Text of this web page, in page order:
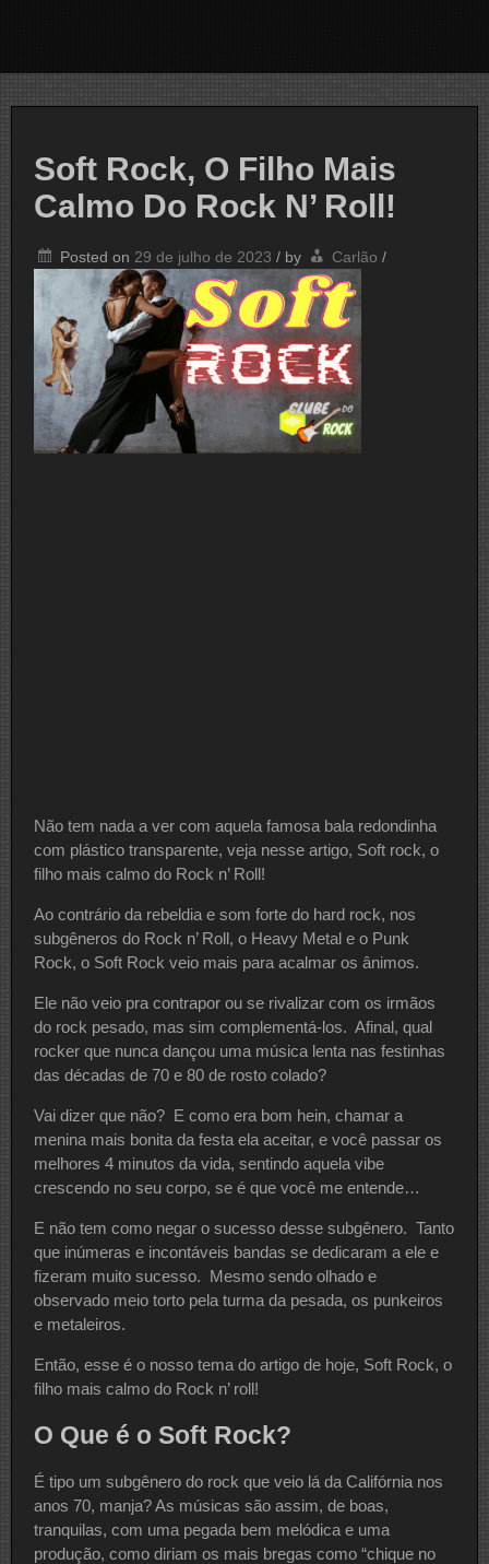
Soft Rock, O Filho Mais
Calmo Do Rock N’ Roll!
Posted on 29 de julho de 2023 / by Carlão /
Não tem nada a ver com aquela famosa bala redondinha
com plástico transparente, veja nesse artigo, Soft rock, o
filho mais calmo do Rock n’ Roll!
Ao contrário da rebeldia e som forte do hard rock, nos
subgêneros do Rock n’ Roll, o Heavy Metal e o Punk
Rock, o Soft Rock veio mais para acalmar os ânimos.
Ele não veio pra contrapor ou se rivalizar com os irmãos
do rock pesado, mas sim complementá-los. Afinal, qual
rocker que nunca dançou uma música lenta nas festinhas
das décadas de 70 e 80 de rosto colado?
Vai dizer que não? E como era bom hein, chamar a
menina mais bonita da festa ela aceitar, e você passar os
melhores 4 minutos da vida, sentindo aquela vibe
crescendo no seu corpo, se é que você me entende…
E não tem como negar o sucesso desse subgênero. Tanto
que inúmeras e incontáveis bandas se dedicaram a ele e
fizeram muito sucesso. Mesmo sendo olhado e
observado meio torto pela turma da pesada, os punkeiros
e metaleiros.
Então, esse é o nosso tema do artigo de hoje, Soft Rock, o
filho mais calmo do Rock n’ roll!
O Que é o Soft Rock?
É tipo um subgênero do rock que veio lá da Califórnia nos
anos 70, manja? As músicas são assim, de boas,
tranquilas, com uma pegada bem melódica e uma
produção, como diriam os mais bregas como “chique no